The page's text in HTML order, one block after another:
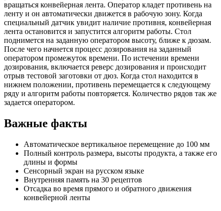
вращаться конвейерная лента. Оператор кладет противень на
ленту и он автоматически движется в рабочую зону. Когда
специальный датчик увидит наличие противня, конвейерная
лента остановится и запустится алгоритм работы. Стол
поднимется на заданную оператором высоту, ближе к дюзам.
После чего начнется процесс дозирования на заданный
оператором промежуток времени. По истечении времени
дозирования, включается реверс дозирования и происходит
отрыв тестовой заготовки от дюз. Когда стол находится в
нижнем положении, противень перемещается к следующему
ряду и алгоритм работы повторяется. Количество рядов так же
задается оператором.
Важные факты
Автоматическое вертикальное перемещение до 100 мм
Полный контроль размера, высоты продукта, а также его
длины и формы
Сенсорный экран на русском языке
Внутренняя память на 30 рецептов
Отсадка во время прямого и обратного движения
конвейерной ленты